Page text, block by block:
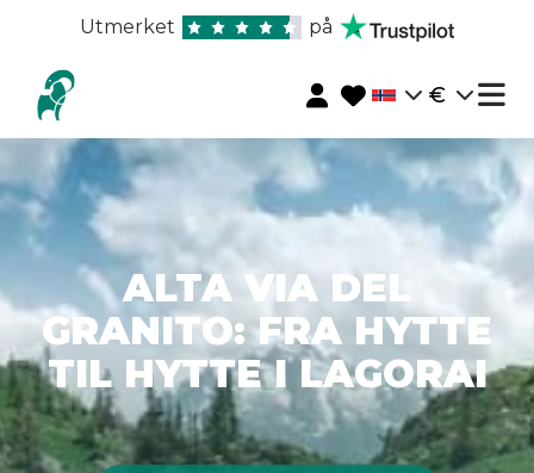
Utmerket på
€
ALTA VIA DEL
GRANITO: FRA HYTTE
TIL HYTTE I LAGORAI